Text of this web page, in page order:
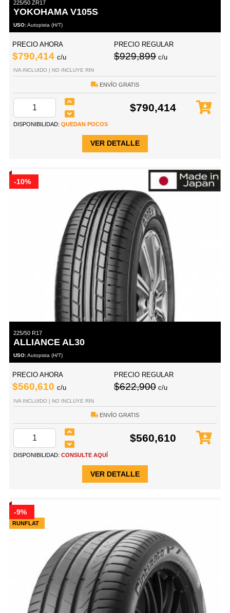
225/50 ZR17
YOKOHAMA V105S
USO:Autopista (H/T)
PRECIO AHORA
$790,414 c/u
PRECIO REGULAR
$929,899 c/u
IVA INCLUIDO | NO INCLUYE RIN
ENVÍO GRATIS
$790,414
DISPONIBILIDAD: QUEDAN POCOS
VER DETALLE
-10%
225/50 R17
ALLIANCE AL30
USO:Autopista (H/T)
PRECIO AHORA
$560,610 c/u
PRECIO REGULAR
$622,900 c/u
IVA INCLUIDO | NO INCLUYE RIN
ENVÍO GRATIS
$560,610
DISPONIBILIDAD: CONSULTE AQUÍ
VER DETALLE
RUNFLAT
-9%